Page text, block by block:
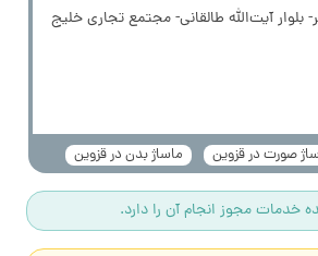
بلوار آیت‌الله طالقانی- مجتمع تجاری خلیج
صورت در قزوین ماساژ بدن در قزوین
خدمات مجوز انجام آن را دارد.